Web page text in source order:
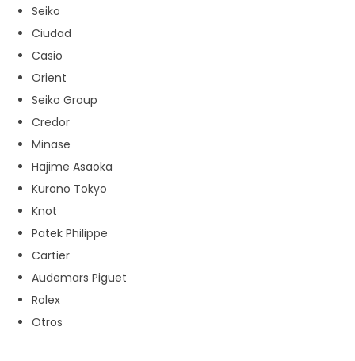
Seiko
Ciudad
Casio
Orient
Seiko Group
Credor
Minase
Hajime Asaoka
Kurono Tokyo
Knot
Patek Philippe
Cartier
Audemars Piguet
Rolex
Otros